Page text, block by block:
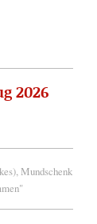
2026
Mundschenk